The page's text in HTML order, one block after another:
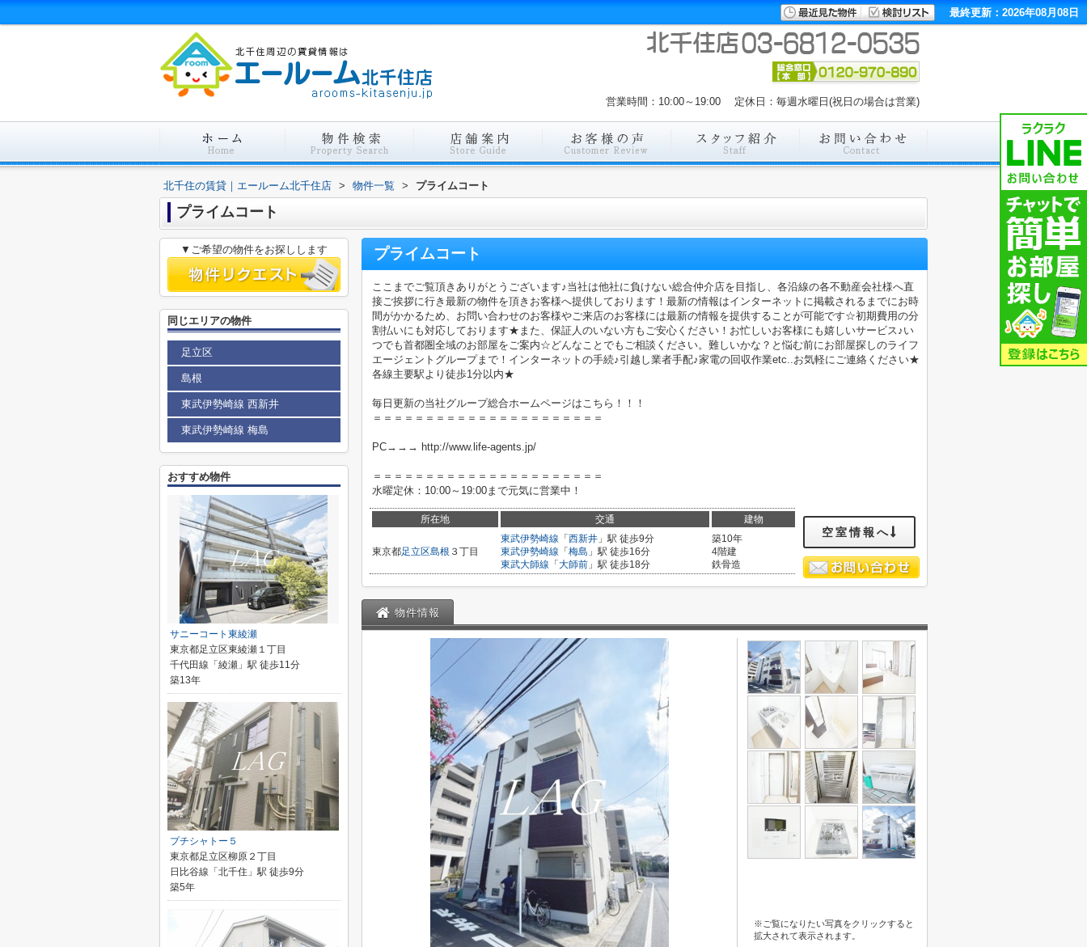
最終更新：2026年08月08日
営業時間：10:00～19:00 定休日：毎週水曜日(祝日の場合は営業)
北千住の賃貸｜エールーム北千住店 > 物件一覧 > プライムコート
プライムコート
プライムコート
ここまでご覧頂きありがとうございます♪当社は他社に負けない総合仲介店を目指し、各沿線の各不動産会社様へ直
接ご挨拶に行き最新の物件を頂きお客様へ提供しております！最新の情報はインターネットに掲載されるまでにお時
間がかかるため、お問い合わせのお客様やご来店のお客様には最新の情報を提供することが可能です☆初期費用の分
割払いにも対応しております★また、保証人のいない方もご安心ください！お忙しいお客様にも嬉しいサービス♪い
つでも首都圏全域のお部屋をご案内☆どんなことでもご相談ください。難しいかな？と悩む前にお部屋探しのライフ
エージェントグループまで！インターネットの手続♪引越し業者手配♪家電の回収作業etc..お気軽にご連絡ください★
各線主要駅より徒歩1分以内★
毎日更新の当社グループ総合ホームページはこちら！！！
＝＝＝＝＝＝＝＝＝＝＝＝＝＝＝＝＝＝＝＝＝＝
PC→→→ http://www.life-agents.jp/
＝＝＝＝＝＝＝＝＝＝＝＝＝＝＝＝＝＝＝＝＝＝
水曜定休：10:00～19:00まで元気に営業中！
所在地 交通 建物
東京都足立区島根 ３丁目
東武伊勢崎線 「 西新井 」駅 徒歩9分
東武伊勢崎線 「 梅島 」駅 徒歩16分
東武大師線 「 大師前 」駅 徒歩18分
築10年
4階建
鉄骨造
空室情報へ
物件情報
※ご覧になりたい写真をクリックすると
拡大されて表示されます。
▼ご希望の物件をお探しします
同じエリアの物件
足立区
島根
東武伊勢崎線 西新井
東武伊勢崎線 梅島
おすすめ物件
サニーコート東綾瀬
東京都足立区東綾瀬１丁目
千代田線「綾瀬」駅 徒歩11分
築13年
プチシャトー５
東京都足立区柳原２丁目
日比谷線「北千住」駅 徒歩9分
築5年